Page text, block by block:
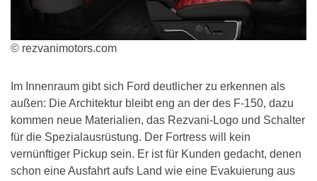
© rezvanimotors.com
Im Innenraum gibt sich Ford deutlicher zu erkennen als
außen: Die Architektur bleibt eng an der des F-150, dazu
kommen neue Materialien, das Rezvani-Logo und Schalter
für die Spezialausrüstung. Der Fortress will kein
vernünftiger Pickup sein. Er ist für Kunden gedacht, denen
schon eine Ausfahrt aufs Land wie eine Evakuierung aus